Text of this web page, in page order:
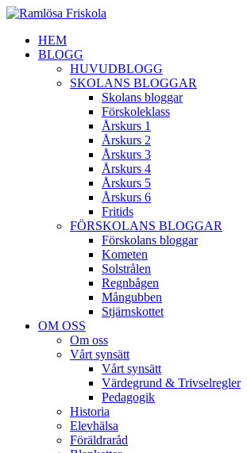
HEM
BLOGG
HUVUDBLOGG
SKOLANS BLOGGAR
Skolans bloggar
Förskoleklass
Årskurs 1
Årskurs 2
Årskurs 3
Årskurs 4
Årskurs 5
Årskurs 6
Fritids
FÖRSKOLANS BLOGGAR
Förskolans bloggar
Kometen
Solstrålen
Regnbågen
Mångubben
Stjärnskottet
OM OSS
Om oss
Vårt synsätt
Vårt synsätt
Värdegrund & Trivselregler
Pedagogik
Historia
Elevhälsa
Föräldraråd